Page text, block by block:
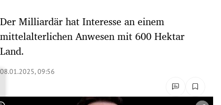
Untermenü
Untermenü
Der Milliardär hat Interesse an einem
mittelalterlichen Anwesen mit 600 Hektar
Land.
08.01.2025, 09:56